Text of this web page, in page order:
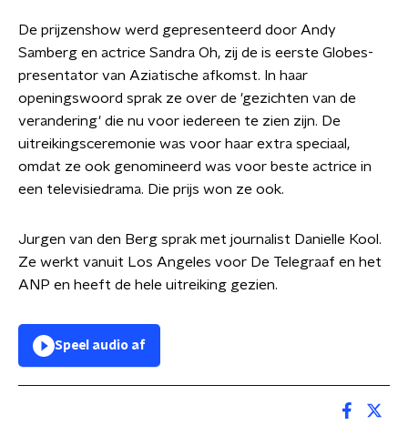
De prijzenshow werd gepresenteerd door Andy
Samberg en actrice Sandra Oh, zij de is eerste Globes-
presentator van Aziatische afkomst. In haar
openingswoord sprak ze over de 'gezichten van de
verandering' die nu voor iedereen te zien zijn. De
uitreikingsceremonie was voor haar extra speciaal,
omdat ze ook genomineerd was voor beste actrice in
een televisiedrama. Die prijs won ze ook.
Jurgen van den Berg sprak met journalist Danielle Kool.
Ze werkt vanuit Los Angeles voor De Telegraaf en het
ANP en heeft de hele uitreiking gezien.
Speel audio af